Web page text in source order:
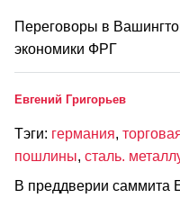
Переговоры в
экономики ФРГ
Евгений Григорьев
Тэги: германия,
пошлины, сталь.
В преддверии саммита